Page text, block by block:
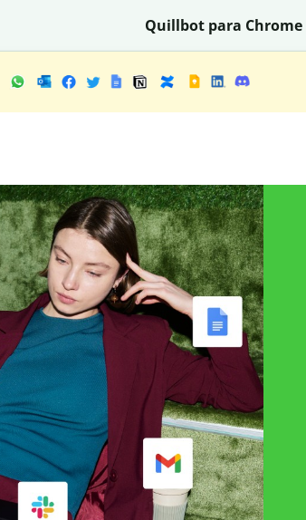
Quillbot para Chrome